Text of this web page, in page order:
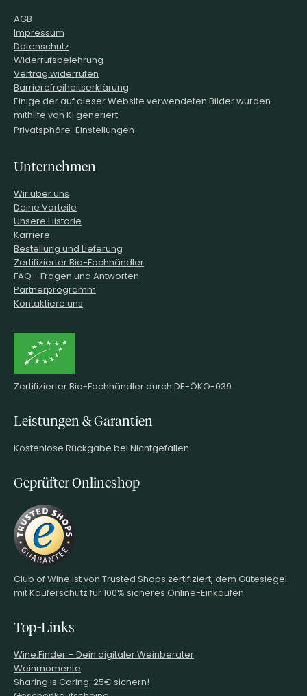
AGB
Impressum
Datenschutz
Widerrufsbelehrung
Vertrag widerrufen
Barrierefreiheitserklärung
Einige der auf dieser Website verwendeten Bilder wurden
mithilfe von KI generiert.
Privatsphäre-Einstellungen
Unternehmen
Wir über uns
Deine Vorteile
Unsere Historie
Karriere
Bestellung und Lieferung
Zertifizierter Bio-Fachhändler
FAQ - Fragen und Antworten
Partnerprogramm
Kontaktiere uns
Zertifizierter Bio-Fachhändler durch DE-ÖKO-039
Leistungen & Garantien
Kostenlose Rückgabe bei Nichtgefallen
Geprüfter Onlineshop
Club of Wine ist von Trusted Shops zertifiziert, dem Gütesiegel
mit Käuferschutz für 100% sicheres Online-Einkaufen.
Top-Links
Wine.Finder – Dein digitaler Weinberater
Weinmomente
Sharing is Caring: 25€ sichern!